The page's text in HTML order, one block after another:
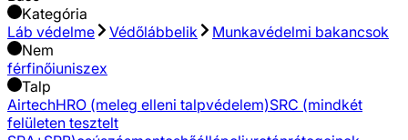
Kategória
Láb védelme
Védőlábbelik
Munkavédelmi bakancsok
Nem
férfinőiuniszex
Talp
AirtechHRO (meleg elleni talpvédelem)SRC (mindkét
felületen tesztelt